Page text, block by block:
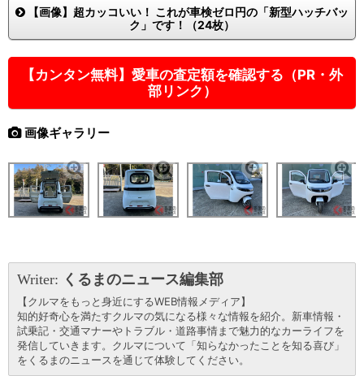
【画像】超カッコいい！ これが車検ゼロ円の「新型ハッチバッ
ク」です！（24枚）
【カンタン無料】愛車の査定額を確認する（PR・外
部リンク）
画像ギャラリー
Writer: くるまのニュース編集部
【クルマをもっと身近にするWEB情報メディア】
知的好奇心を満たすクルマの気になる様々な情報を紹介。新車情報・
試乗記・交通マナーやトラブル・道路事情まで魅力的なカーライフを
発信していきます。クルマについて「知らなかったことを知る喜び」
をくるまのニュースを通じて体験してください。